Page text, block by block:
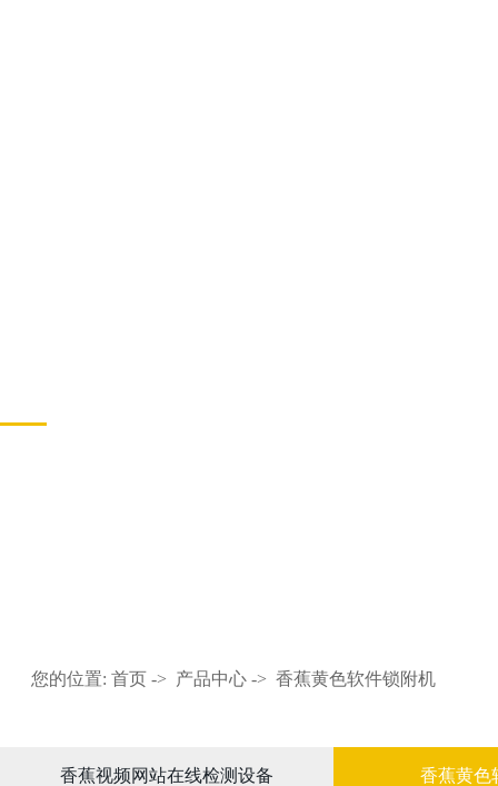
您的位置: 首页 -> 产品中心 -> 香蕉黄色软件锁附机
香蕉视频网站在线检测设备 香蕉黄色